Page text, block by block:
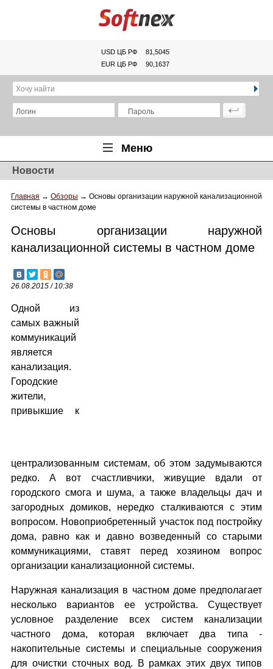
USD ЦБ РФ
81,5045
EUR ЦБ РФ
90,1637
Хочу найти
Логин Пароль
Меню
Главная
Обзоры
Новинки
Новости
Главная → Обзоры → Основы организации наружной канализационной
системы в частном доме
Основы организации наружной
канализационной системы в частном доме
26.08.2015 / 10:38
Одной из
самых важный
коммуникаций
является
канализация.
Городские
жители,
привыкшие к
централизованным системам, об этом задумываются
редко. А вот счастливчики, живущие вдали от
городского смога и шума, а также владельцы дач и
загородных домиков, нередко сталкиваются с этим
вопросом. Новоприобретенный участок под постройку
дома, равно как и давно возведенный со старыми
коммуникациями, ставят перед хозяином вопрос
организации канализационной системы.
Наружная канализация в частном доме предполагает
несколько вариантов ее устройства. Существует
условное разделение всех систем канализации
частного дома, которая включает два типа -
накопительные системы и специальные сооружения
для очистки сточных вод. В рамках этих двух типов